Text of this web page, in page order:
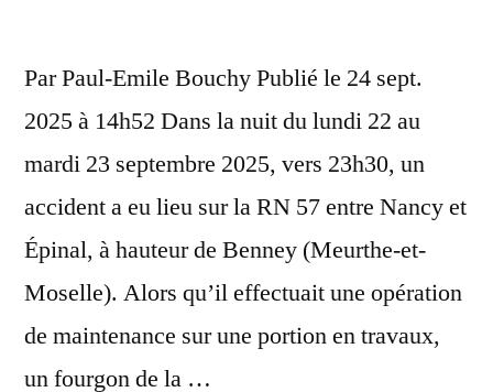
Par Paul-Emile Bouchy Publié le 24 sept.
2025 à 14h52 Dans la nuit du lundi 22 au
mardi 23 septembre 2025, vers 23h30, un
accident a eu lieu sur la RN 57 entre Nancy et
Épinal, à hauteur de Benney (Meurthe-et-
Moselle). Alors qu’il effectuait une opération
de maintenance sur une portion en travaux,
un fourgon de la …